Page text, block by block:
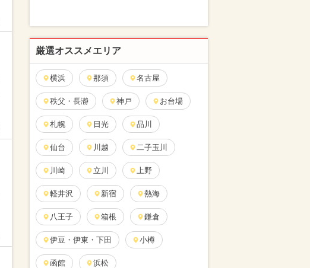
厳選オススメエリア
横浜 那須 名古屋
秩父・長瀞 神戸 お台場
札幌 日光 品川
仙台 川越 二子玉川
川崎 立川 上野
軽井沢 新宿 熱海
八王子 箱根 鎌倉
伊豆・伊東・下田 小樽
函館 浜松